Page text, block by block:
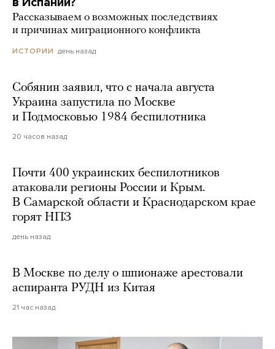
Рассказываем о возможных последствиях
и причинах миграционного конфликта
ИСТОРИИ день назад
Собянин заявил, что с начала августа
Украина запустила по Москве
и Подмосковью 1984 беспилотника
20 часов назад
Почти 400 украинских беспилотников
атаковали регионы России и Крым.
В Самарской области и Краснодарском крае
горят НПЗ
день назад
В Москве по делу о шпионаже арестовали
аспиранта РУДН из Китая
21 час назад